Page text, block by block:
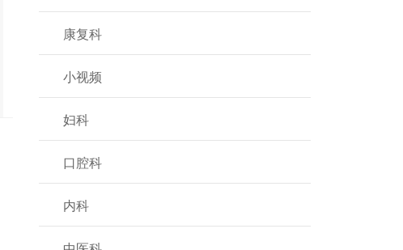
康复科
小视频
妇科
口腔科
内科